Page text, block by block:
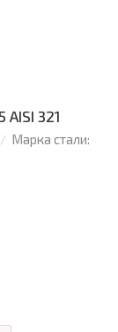
321
Марка стали: